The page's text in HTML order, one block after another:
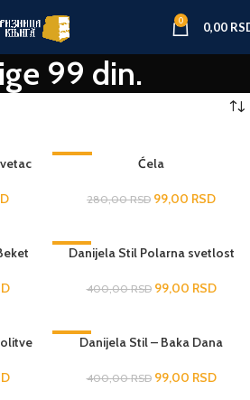
0 0,00
99 din.
Ćela
280,00RSD 99,00 RSD
-75%
Danijela Stil Polarna svetlost
400,00RSD 99,00 RSD
-75%Danijela Stil – Baka Dana
400,00RSD 99,00 RSD